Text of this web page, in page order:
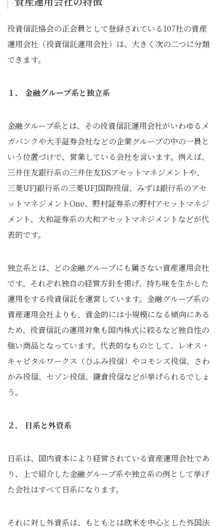
投資信託協会の正会員として登録されている107社の資産
運用会社（投資信託運用会社）は、大きく次の二つに分類
できます。
１． 金融グループ系と独立系
金融グループ系とは、その投資信託運用会社がいわゆるメ
ガバンクや大手証券会社などの企業グループの中の一員と
いう位置づけで、営業している会社を言います。例えば、
三井住友銀行系の三井住友DSアセットマネジメントや、
三菱UFJ銀行系の三菱UFJ国際投信、みずほ銀行系のアセ
ットマネジメントOne、野村証券系の野村アセットマネジ
メント、大和証券系の大和アセットマネジメントなどが代
表的です。
独立系とは、どの金融グループにも属さない資産運用会社
です。それぞれ独自の経営方針を掲げ、持ち味を生かした
運用をする投資信託を運営しています。金融グループ系の
資産運用会社よりも、資金的には小規模になる傾向にある
ため、投資信託の運用対象も国内株式に絞るなど独自性の
強い商品となっています。代表的なものとして、レオス・
キャピタルワークス（ひふみ投信）やコモンズ投信、さわ
かみ投信、セゾン投信、鎌倉投信などが挙げられるでしょ
う。
２． 日系と外資系
日系は、国内資本により経営されている資産運用会社であ
り、上で紹介した金融グループ系や独立系の例として挙げ
た会社はすべて日系になります。
それに対し外資系は、もともとは欧米を中心とした外国法